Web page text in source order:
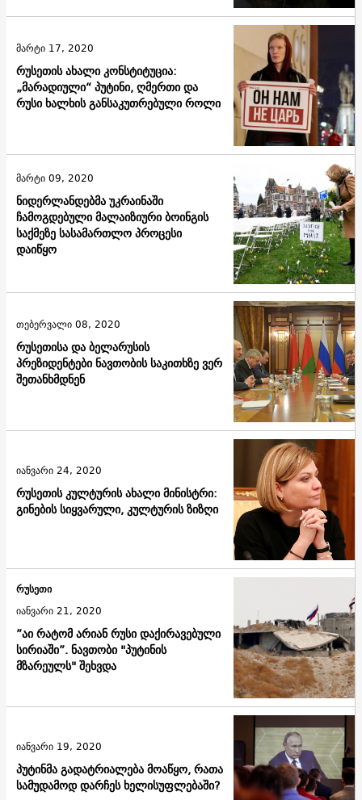
რუსეთის ახალი კონსტიტუცია:
„მარადიული“ პუტინი, ღმერთი და
რუსი ხალხის განსაკუთრებული როლი
მარტი 17, 2020
ნიდერლანდებმა უკრაინაში
ჩამოგდებული მალაიზიური ბოინგის
საქმეზე სასამართლო პროცესი
დაიწყო
მარტი 09, 2020
რუსეთისა და ბელარუსის
პრეზიდენტები ნავთობის საკითხზე ვერ
შეთანხმდნენ
თებერვალი 08, 2020
რუსეთის კულტურის ახალი მინისტრი:
გინების სიყვარული, კულტურის ზიზღი
იანვარი 24, 2020
”აი რატომ არიან რუსი დაქირავებული
სირიაში”. ნავთობი "პუტინის
მზარეულს" შეხვდა
რუსეთი
იანვარი 21, 2020
პუტინმა გადატრიალება მოაწყო, რათა
სამუდამოდ დარჩეს ხელისუფლებაში?
იანვარი 19, 2020